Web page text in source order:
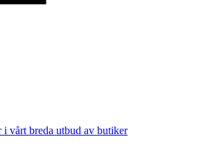
vårt breda utbud av butiker